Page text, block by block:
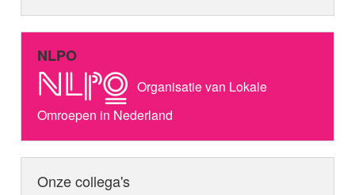
NLPO
Organisatie van Lokale
Omroepen in Nederland
Onze collega's